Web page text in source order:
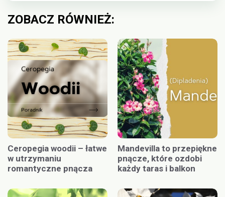
ZOBACZ RÓWNIEŻ:
Ceropegia woodii – łatwe
w utrzymaniu
romantyczne pnącza
Mandevilla to przepiękne
pnącze, które ozdobi
każdy taras i balkon